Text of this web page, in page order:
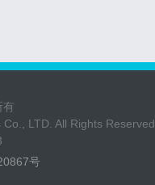
有
LTD. All Rights Reserved.
号